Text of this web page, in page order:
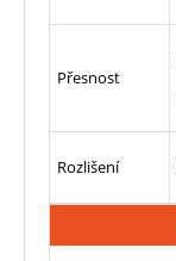
Přesnost
Rozlišení